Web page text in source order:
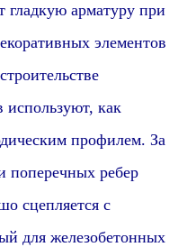
гладкую арматуру при
элементов
как
профилем. За
поперечных ребер
сцепляется с
для железобетонных